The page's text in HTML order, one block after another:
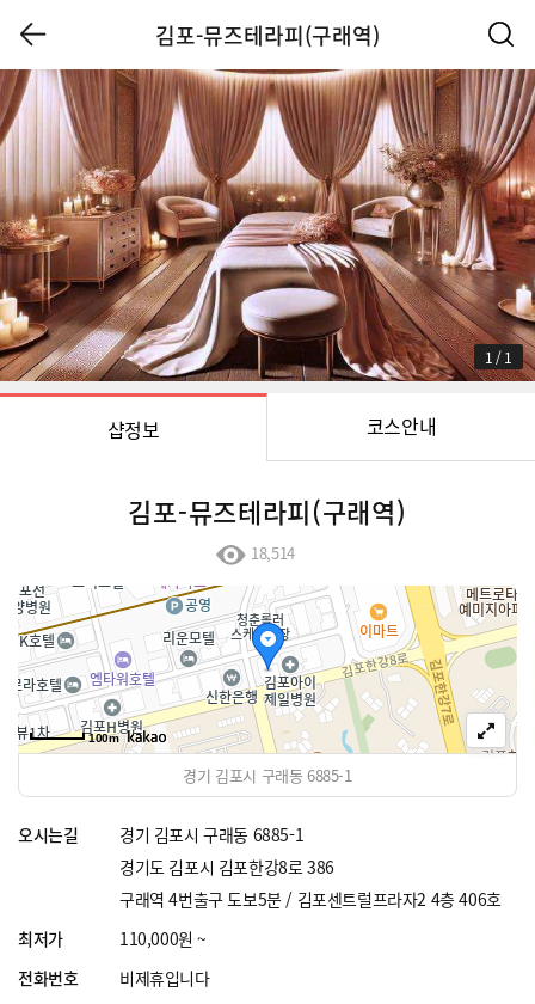
김포-뮤즈테라피(구래역)
1 /1
샵정보 코스안내
김포-뮤즈테라피(구래역)
18,514
100m
경기 김포시 구래동 6885-1
오시는길
경기 김포시 구래동 6885-1
경기도 김포시 김포한강8로 386
구래역 4번출구 도보5분 / 김포센트럴프라자2 4층 406호
최저가
110,000원 ~
전화번호
비제휴입니다